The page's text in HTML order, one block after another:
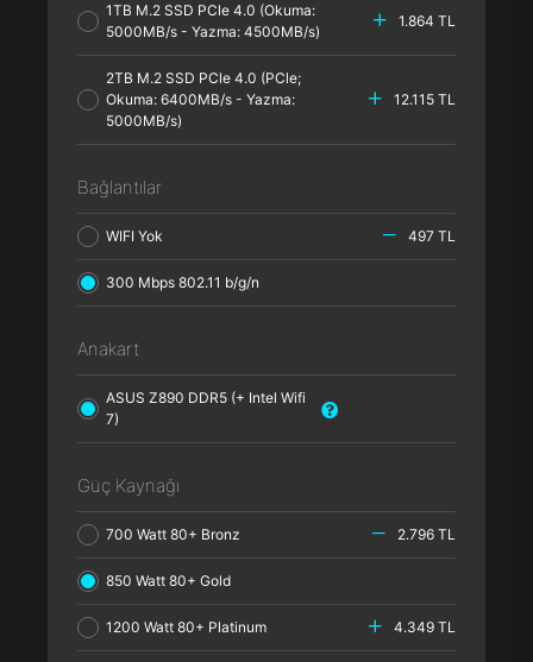
1TB M.2 SSD PCle 4.0 (Okuma:
5000MB/s - Yazma: 4500MB/s)
1.864 TL
2TB M.2 SSD PCle 4.0 (PCle;
Okuma: 6400MB/s - Yazma:
5000MB/s)
12.115 TL
Bağlantılar
WIFI Yok 497 TL
300 Mbps 802.11 b/g/n
Anakart
ASUS Z890 DDR5 (+ Intel Wifi
7)
Güç Kaynağı
700 Watt 80+ Bronz 2.796 TL
850 Watt 80+ Gold
1200 Watt 80+ Platinum 4.349 TL